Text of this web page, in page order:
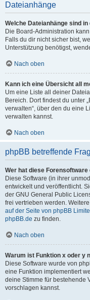
Dateianhänge
Welche Dateianhänge sind
Die Board-Administration
Falls du dir nicht sicher bist,
Unterstützung benötigst,
Nach oben
Kann ich eine Übersicht all
Um eine Liste all deiner
Bereich. Dort findest du unter
verwalten“, über den du eine
verwalten kannst.
Nach oben
phpBB betreffende
Wer hat diese
Diese Software (in ihrer
entwickelt und veröffentlicht.
der GNU General Public
frei vertrieben werden.
auf der Seite von phpBB
phpBB.de zu finden.
Nach oben
Warum ist Funktion x oder y
Diese Software wurde von
eine Funktion implementiert
deine Stimme für bestehende
vorschlagen kannst.